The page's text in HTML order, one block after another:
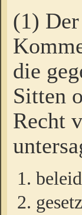
(1)
die
Sitten
Recht